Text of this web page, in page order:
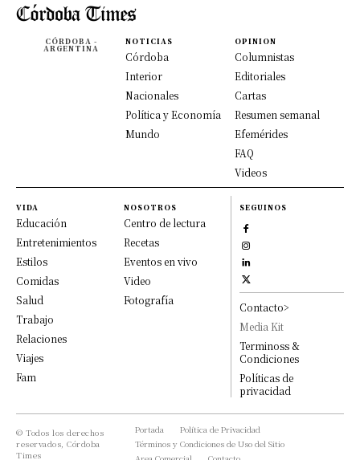
CÓRDOBA -
ARGENTINA
NOTICIAS
Córdoba
Interior
Nacionales
Política y Economía
Mundo
OPINION
Columnistas
Editoriales
Cartas
Resumen semanal
Efemérides
FAQ
Videos
VIDA
Educación
Entretenimientos
Estilos
Comidas
Salud
Trabajo
Relaciones
Viajes
Fam
NOSOTROS
Centro de lectura
Recetas
Eventos en vivo
Video
Fotografía
SEGUINOS
Contacto>
Media Kit
Terminoss &
Condiciones
Políticas de
privacidad
© Todos los derechos
reservados, Córdoba
Times
Portada
Política de Privacidad
Términos y Condiciones de Uso del Sitio